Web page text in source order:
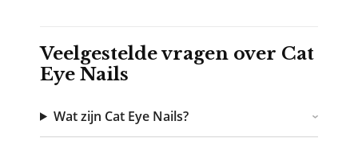
Veelgestelde vragen over Cat
Eye Nails
Wat zijn Cat Eye Nails?